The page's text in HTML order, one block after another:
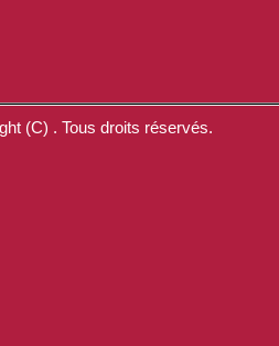
(C) . Tous droits réservés.